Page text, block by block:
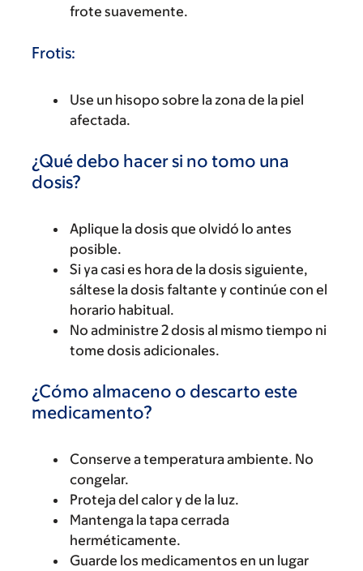
frote suavemente.
Frotis:
Use un hisopo sobre la zona de la piel
afectada.
¿Qué debo hacer si no tomo una
dosis?
Aplique la dosis que olvidó lo antes
posible.
Si ya casi es hora de la dosis siguiente,
sáltese la dosis faltante y continúe con el
horario habitual.
No administre 2 dosis al mismo tiempo ni
tome dosis adicionales.
¿Cómo almaceno o descarto este
medicamento?
Conserve a temperatura ambiente. No
congelar.
Proteja del calor y de la luz.
Mantenga la tapa cerrada
herméticamente.
Guarde los medicamentos en un lugar